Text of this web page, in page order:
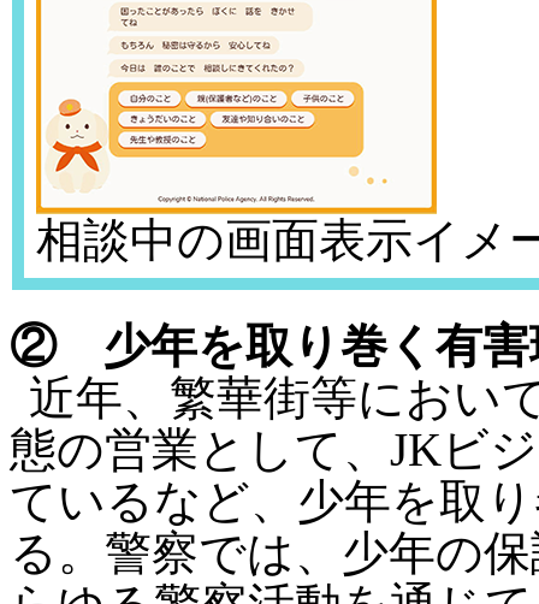
相談中の画面表示イメ
② 少年を取り巻く有害
近年、繁華街等におい
態の営業として、JKビ
ているなど、少年を取
る。警察では、少年の